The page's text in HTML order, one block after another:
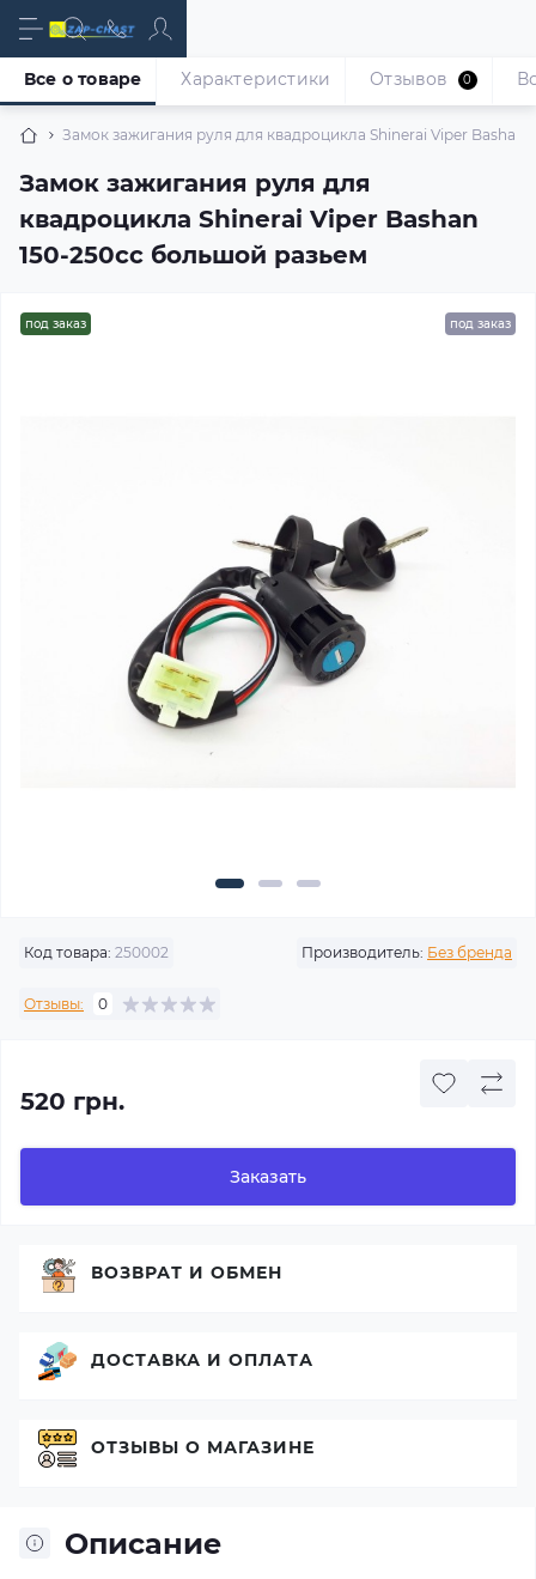
Замок зажигания руля для квадроцикла Shinerai Viper Bashan
Замок зажигания руля для
квадроцикла Shinerai Viper Bashan
150-250cc большой разьем
Все о товаре Характеристики Отзывов 0
под заказ под заказ
Код товара: 250002 Производитель: Без бренда
Отзывы: 0
520 грн.
Заказать
Описание
ВОЗВРАТ И ОБМЕН
ДОСТАВКА И ОПЛАТА
ОТЗЫВЫ О МАГАЗИНЕ